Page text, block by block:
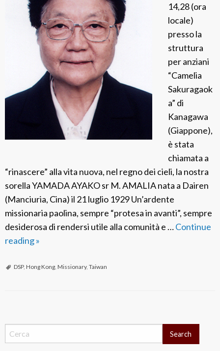
t
a
G
o
r
n
i
s
14,28 (ora
locale)
presso la
struttura
per anziani
“Camelia
Sakuragaok
a” di
Kanagawa
(Giappone),
è stata
chiamata a
“rinascere” alla vita nuova, nel regno dei cieli, la nostra
sorella YAMADA AYAKO sr M. AMALIA nata a Dairen
(Manciuria, Cina) il 21 luglio 1929 Un’ardente
missionaria paolina, sempre “protesa in avanti”, sempre
desiderosa di rendersi utile alla comunità e …Continue
readingF
P
p
»
DSP, Hong Kong, Missionary, Taiwan
o
s
Search